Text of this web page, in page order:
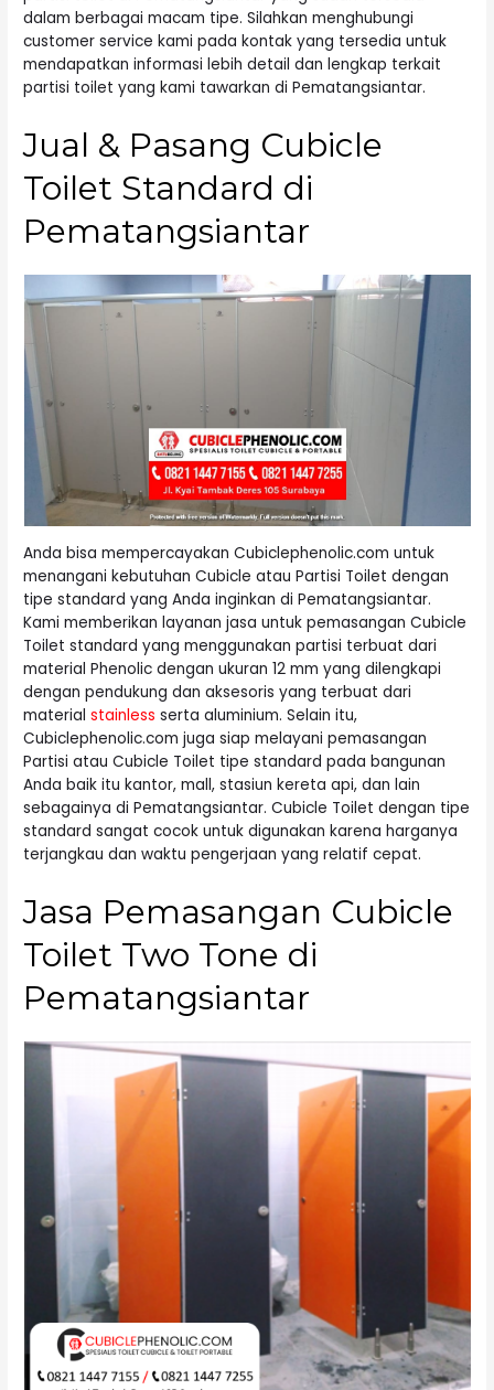
dalam berbagai macam tipe. Silahkan menghubungi
customer service kami pada kontak yang tersedia untuk
mendapatkan informasi lebih detail dan lengkap terkait
partisi toilet yang kami tawarkan di Pematangsiantar.
Jual & Pasang Cubicle
Toilet Standard di
Pematangsiantar
Anda bisa mempercayakan Cubiclephenolic.com untuk
menangani kebutuhan Cubicle atau Partisi Toilet dengan
tipe standard yang Anda inginkan di Pematangsiantar.
Kami memberikan layanan jasa untuk pemasangan Cubicle
Toilet standard yang menggunakan partisi terbuat dari
material Phenolic dengan ukuran 12 mm yang dilengkapi
dengan pendukung dan aksesoris yang terbuat dari
materialstainless serta aluminium. Selain itu,
Cubiclephenolic.com juga siap melayani pemasangan
Partisi atau Cubicle Toilet tipe standard pada bangunan
Anda baik itu kantor, mall, stasiun kereta api, dan lain
sebagainya di Pematangsiantar. Cubicle Toilet dengan tipe
standard sangat cocok untuk digunakan karena harganya
terjangkau dan waktu pengerjaan yang relatif cepat.
Jasa Pemasangan Cubicle
Toilet Two Tone di
Pematangsiantar